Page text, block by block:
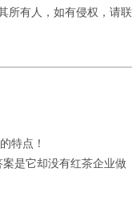
所有人，如有侵权，请联
特点！
是它却没有红茶企业做